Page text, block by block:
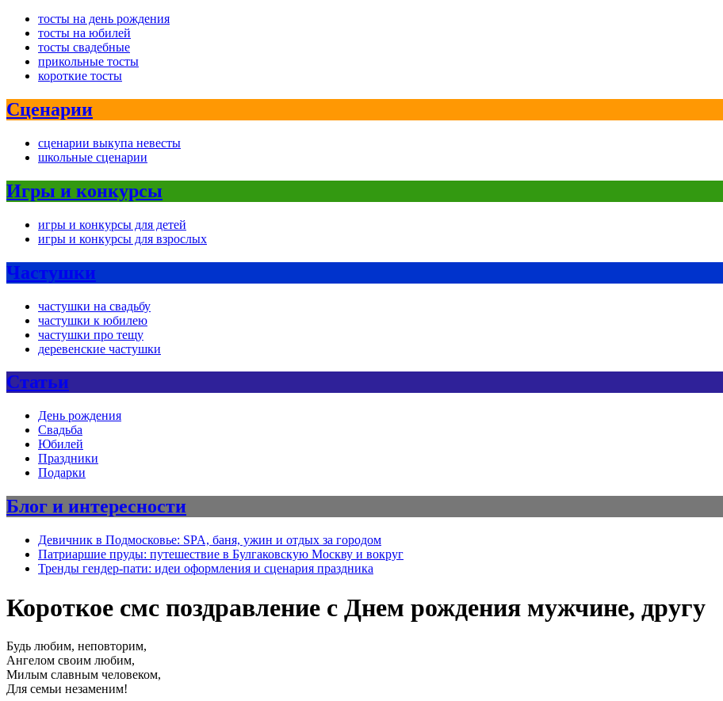
тосты на день рождения
тосты на юбилей
тосты свадебные
прикольные тосты
короткие тосты
Сценарии
сценарии выкупа невесты
школьные сценарии
Игры и конкурсы
игры и конкурсы для детей
игры и конкурсы для взрослых
Частушки
частушки на свадьбу
частушки к юбилею
частушки про тещу
деревенские частушки
Статьи
День рождения
Свадьба
Юбилей
Праздники
Подарки
Блог и интересности
Девичник в Подмосковье: SPA, баня, ужин и отдых за городом
Патриаршие пруды: путешествие в Булгаковскую Москву и вокруг
Тренды гендер-пати: идеи оформления и сценария праздника
Короткое смс поздравление с Днем рождения мужчине, другу
Будь любим, неповторим,
Ангелом своим любим,
Милым славным человеком,
Для семьи незаменим!